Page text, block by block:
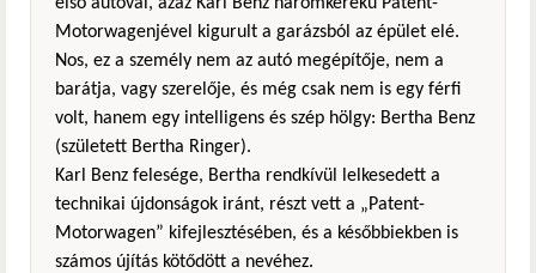
Motorwagenjével kigurult a garázsból az épület elé.
Nos, ez a személy nem az autó megépítője, nem a
barátja, vagy szerelője, és még csak nem is egy férfi
volt, hanem egy intelligens és szép hölgy: Bertha Benz
(született Bertha Ringer).
Karl Benz felesége, Bertha rendkívül lelkesedett a
technikai újdonságok iránt, részt vett a „Patent-
Motorwagen” kifejlesztésében, és a későbbiekben is
számos újítás kötődött a nevéhez.